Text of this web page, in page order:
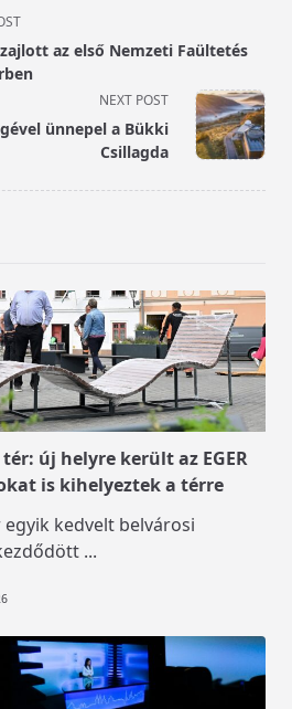
az első Nemzeti Faültetés
NEXT POST
ünnepel a Bükki
Csillagda
új helyre került az EGER
is kihelyeztek a térre
kedvelt belvárosi
...